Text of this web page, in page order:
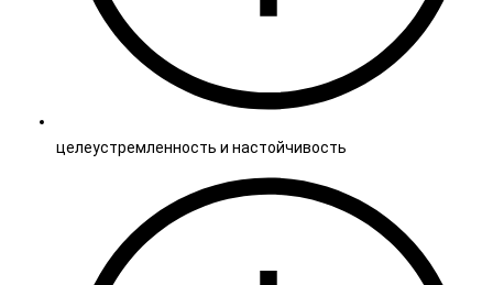
целеустремленность и настойчивость